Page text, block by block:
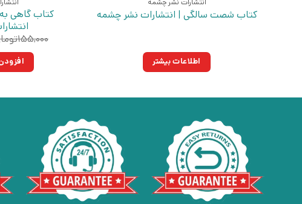
کتاب شصت سالگی | انتشارات نشر چشمه
اطلاعات بیشتر
کتاب گاهی
۱۵۵,۰۰۰